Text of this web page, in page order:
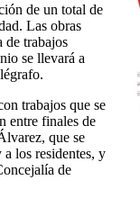
de un total de
Las obras
de trabajos
se llevará a
trabajos que se
entre finales de
que se
los residentes, y
de